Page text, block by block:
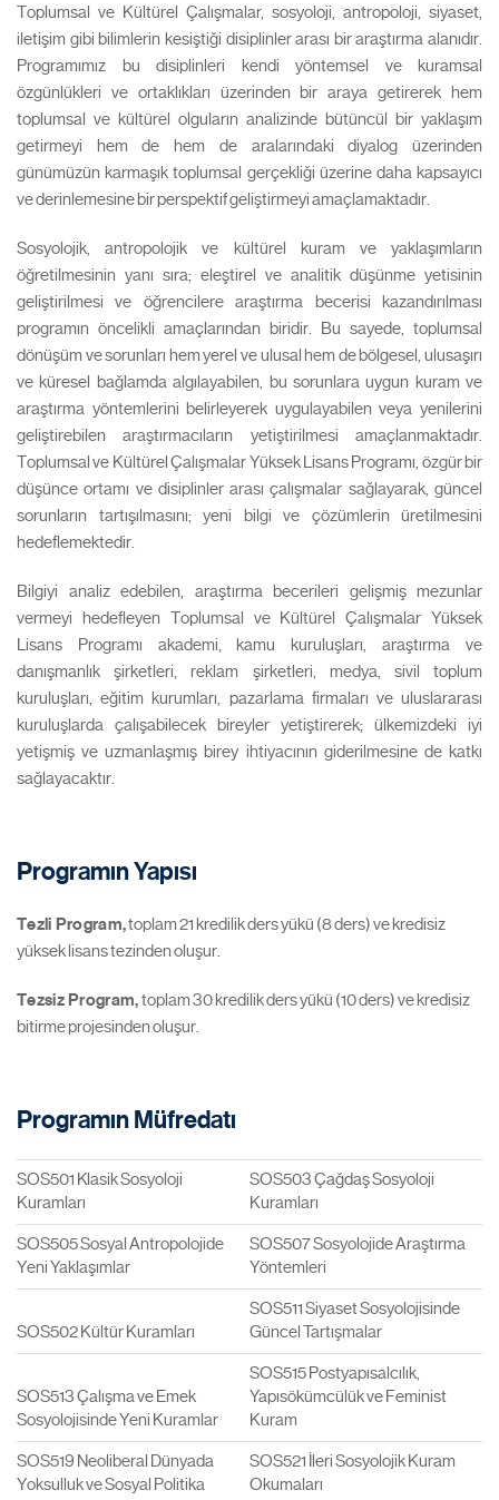
Toplumsal ve Kültürel Çalışmalar, sosyoloji, antropoloji, siyaset,
iletişim gibi bilimlerin kesiştiği disiplinler arası bir araştırma alanıdır.
Programımız bu disiplinleri kendi yöntemsel ve kuramsal
özgünlükleri ve ortaklıkları üzerinden bir araya getirerek hem
toplumsal ve kültürel olguların analizinde bütüncül bir yaklaşım
getirmeyi hem de hem de aralarındaki diyalog üzerinden
günümüzün karmaşık toplumsal gerçekliği üzerine daha kapsayıcı
ve derinlemesine bir perspektif geliştirmeyi amaçlamaktadır.
Sosyolojik, antropolojik ve kültürel kuram ve yaklaşımların
öğretilmesinin yanı sıra; eleştirel ve analitik düşünme yetisinin
geliştirilmesi ve öğrencilere araştırma becerisi kazandırılması
programın öncelikli amaçlarından biridir. Bu sayede, toplumsal
dönüşüm ve sorunları hem yerel ve ulusal hem de bölgesel, ulusaşırı
ve küresel bağlamda algılayabilen, bu sorunlara uygun kuram ve
araştırma yöntemlerini belirleyerek uygulayabilen veya yenilerini
geliştirebilen araştırmacıların yetiştirilmesi amaçlanmaktadır.
Toplumsal ve Kültürel Çalışmalar Yüksek Lisans Programı, özgür bir
düşünce ortamı ve disiplinler arası çalışmalar sağlayarak, güncel
sorunların tartışılmasını; yeni bilgi ve çözümlerin üretilmesini
hedeflemektedir.
Bilgiyi analiz edebilen, araştırma becerileri gelişmiş mezunlar
vermeyi hedefleyen Toplumsal ve Kültürel Çalışmalar Yüksek
Lisans Programı akademi, kamu kuruluşları, araştırma ve
danışmanlık şirketleri, reklam şirketleri, medya, sivil toplum
kuruluşları, eğitim kurumları, pazarlama firmaları ve uluslararası
kuruluşlarda çalışabilecek bireyler yetiştirerek; ülkemizdeki iyi
yetişmiş ve uzmanlaşmış birey ihtiyacının giderilmesine de katkı
sağlayacaktır.
Programın Yapısı
Tezli Program,toplam 21 kredilik ders yükü (8 ders) ve kredisiz
yüksek lisans tezinden oluşur.
Tezsiz Program,toplam 30 kredilik ders yükü (10 ders) ve kredisiz
bitirme projesinden oluşur.
Programın Müfredatı
SOS501 Klasik Sosyoloji
Kuramları
SOS503 Çağdaş Sosyoloji
Kuramları
SOS505 Sosyal Antropolojide
Yeni Yaklaşımlar
SOS507 Sosyolojide Araştırma
Yöntemleri
SOS502 Kültür Kuramları
SOS511 Siyaset Sosyolojisinde
Güncel Tartışmalar
SOS513 Çalışma ve Emek
Sosyolojisinde Yeni Kuramlar
SOS515 Postyapısalcılık,
Yapısökümcülük ve Feminist
Kuram
SOS519 Neoliberal Dünyada
Yoksulluk ve Sosyal Politika
SOS521 İleri Sosyolojik Kuram
Okumaları